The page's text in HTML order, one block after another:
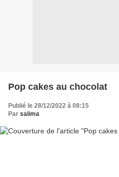
Pop cakes au chocolat
Publié le 28/12/2022 à 08:15
Par salima